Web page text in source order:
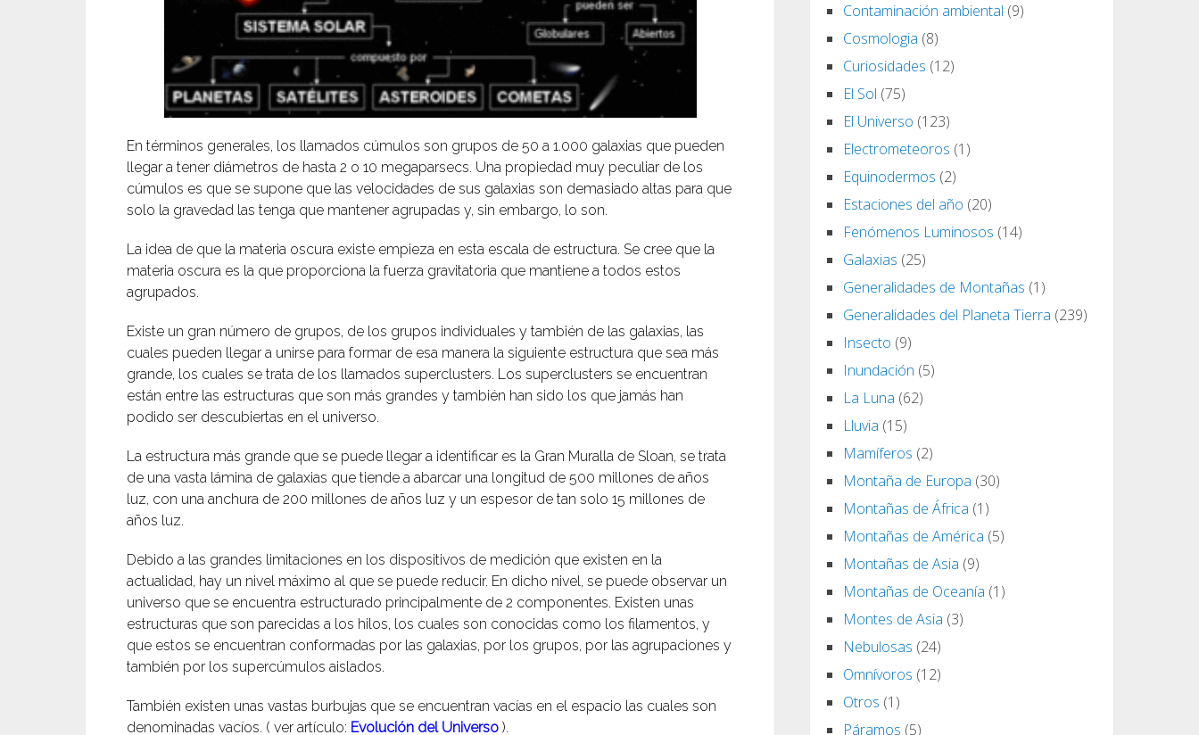
En términos generales, los llamados cúmulos son grupos de 50 a 1.000 galaxias que pueden
llegar a tener diámetros de hasta 2 o 10 megaparsecs. Una propiedad muy peculiar de los
cúmulos es que se supone que las velocidades de sus galaxias son demasiado altas para que
solo la gravedad las tenga que mantener agrupadas y, sin embargo, lo son.
La idea de que la materia oscura existe empieza en esta escala de estructura. Se cree que la
materia oscura es la que proporciona la fuerza gravitatoria que mantiene a todos estos
agrupados.
Existe un gran número de grupos, de los grupos individuales y también de las galaxias, las
cuales pueden llegar a unirse para formar de esa manera la siguiente estructura que sea más
grande, los cuales se trata de los llamados superclusters. Los superclusters se encuentran
están entre las estructuras que son más grandes y también han sido los que jamás han
podido ser descubiertas en el universo.
La estructura más grande que se puede llegar a identificar es la Gran Muralla de Sloan, se trata
de una vasta lámina de galaxias que tiende a abarcar una longitud de 500 millones de años
luz, con una anchura de 200 millones de años luz y un espesor de tan solo 15 millones de
años luz.
Debido a las grandes limitaciones en los dispositivos de medición que existen en la
actualidad, hay un nivel máximo al que se puede reducir. En dicho nivel, se puede observar un
universo que se encuentra estructurado principalmente de 2 componentes. Existen unas
estructuras que son parecidas a los hilos, los cuales son conocidas como los filamentos, y
que estos se encuentran conformadas por las galaxias, por los grupos, por las agrupaciones y
también por los supercúmulos aislados.
También existen unas vastas burbujas que se encuentran vacías en el espacio las cuales son
denominadas vacíos. ( ver artículo: Evolución del Universo ).
Contaminación ambiental (9)
Cosmologia (8)
Curiosidades (12)
El Sol (75)
El Universo (123)
Electrometeoros (1)
Equinodermos (2)
Estaciones del año (20)
Fenómenos Luminosos (14)
Galaxias (25)
Generalidades de Montañas (1)
Generalidades del Planeta Tierra (239)
Insecto (9)
Inundación (5)
La Luna (62)
Lluvia (15)
Mamíferos (2)
Montaña de Europa (30)
Montañas de África (1)
Montañas de América (5)
Montañas de Asia (9)
Montañas de Oceanía (1)
Montes de Asia (3)
Nebulosas (24)
Omnívoros (12)
Otros (1)
Páramos (5)